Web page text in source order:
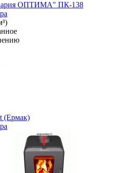
ОПТИМА" ПК-138
(Ермак)